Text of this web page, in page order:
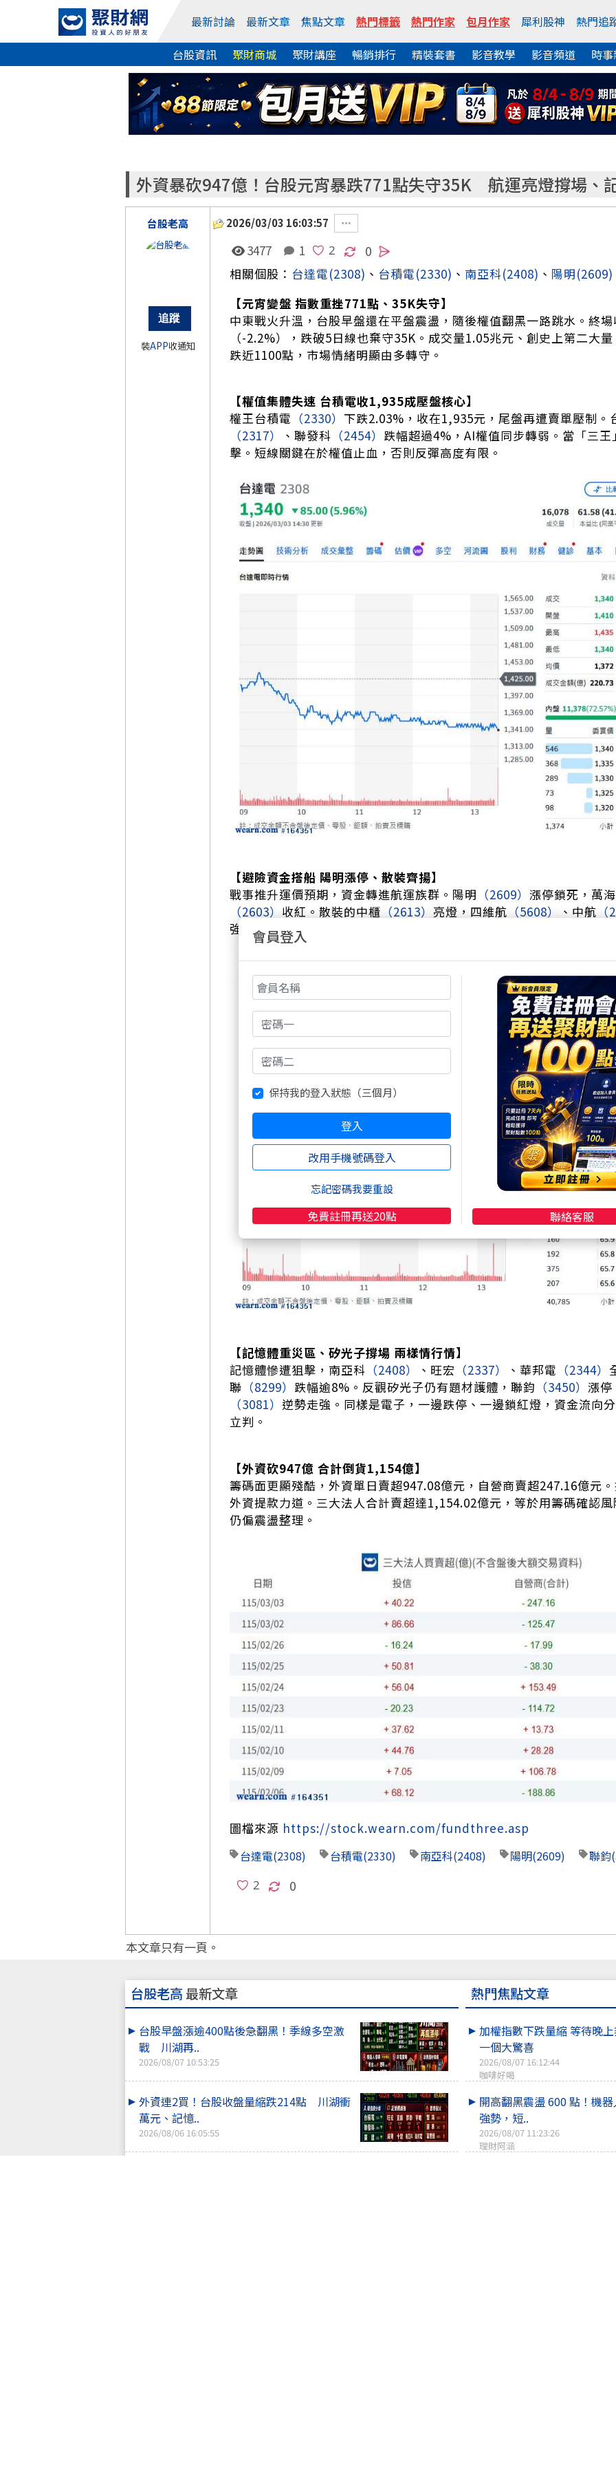
最新討論 最新文章 焦點文章 熱門標籤 熱門作家 包月作家 犀利股神
熱門追
台股資訊
聚財商城 聚財講座 暢銷排行 精裝套書 影音教學 影音頻道 時
外資暴砍947億！台股元宵暴跌771點失守35K 航運亮燈撐場、
台股老高
裝APP收通知
2026/03/03 16:03:57
3477 1 0
相關個股： 台達電(2308) 、 台積電(2330) 、 南亞科(2408) 、 陽明(2609)
【元宵變盤 指數重挫771點、35K失守】
中東戰火升溫，台股早盤還在平盤震盪，隨後權值翻黑一路跳水。終
（-2.2%），跌破5日線也棄守35K。成交量1.05兆元、創史上第二大
跌近1100點，市場情緒明顯由多轉守。
【權值集體失速 台積電收1,935成壓盤核心】
權王台積電 （2330） 下跌2.03%，收在1,935元，尾盤再遭賣單壓制。
（2317）
、聯發科 （2454） 跌幅超過4%，AI權值同步轉弱。當「三
擊。短線關鍵在於權值止血，否則反彈高度有限。
【避險資金搭船 陽明漲停、散裝齊揚】
戰事推升運價預期，資金轉進航運族群。陽明 （2609） 漲停鎖死，萬海
（2603） 收紅。散裝的中櫃 （2613） 亮燈，四維航 （5608） 、中航
強。海運成為亂世中的少數避風港。
【記憶體重災區、矽光子撐場 兩樣情行情】
記憶體慘遭狙擊，南亞科 （2408） 、旺宏 （2337） 、華邦電 （2344）
聯 （8299） 跌幅逾8%。反觀矽光子仍有題材護體，聯鈞 （3450） 漲停
（3081） 逆勢走強。同樣是電子，一邊跌停、一邊鎖紅燈，資金流向
立判。
【外資砍947億 合計倒貨1,154億】
籌碼面更顯殘酷，外資單日賣超947.08億元，自營商賣超247.16億元
外資提款力道。三大法人合計賣超達1,154.02億元，等於用籌碼確認
仍偏震盪整理。
圖檔來源 https://stock.wearn.com/fundthree.asp
台達電(2308) 台積電(2330) 南亞科(2408) 陽明(2609) 聯鈞
0
本文章只有一頁。
台股老高最新文章
台股早盤漲逾400點後急翻黑！季線多空激
戰 川湖再..
2026/08/07 10:53:25
外資連2買！台股收盤量縮跌214點 川湖衝
萬元、記憶..
2026/08/06 16:05:55
熱門焦點文章
加權指數下跌量縮 等待晚
一個大驚喜
2026/08/07 16:12:44
咖啡好喝
開高翻黑震盪 600 點！機
強勢，短..
2026/08/07 11:23:26
理財阿涵
會員登入
保持我的登入狀態（三個月）
登入
改用手機號碼登入
忘記密碼我要重設
免費註冊再送20點 聯絡客服